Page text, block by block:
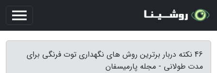
46 نکته دربار برترین روش های نگهداری توت فرنگی برای
مدت طولانی - مجله پارمیسفان